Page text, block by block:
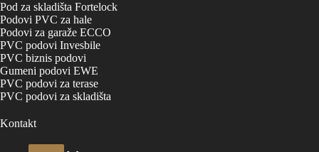
Pod za skladišta Fortelock
Podovi PVC za hale
Podovi za garaže ECCO
PVC podovi Invesbile
PVC biznis podovi
Gumeni podovi EWE
PVC podovi za terase
PVC podovi za skladišta
Kontakt